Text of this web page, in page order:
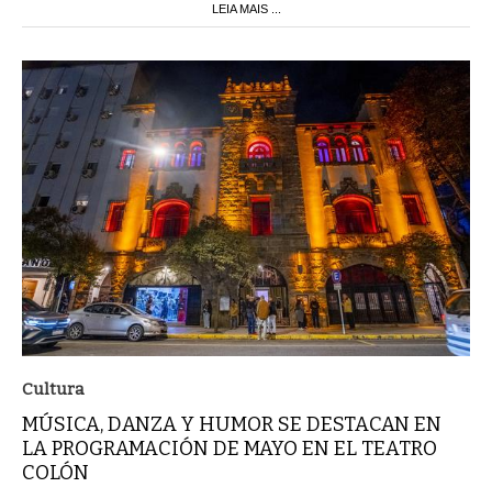
LEIA MAIS ...
Cultura
MÚSICA, DANZA Y HUMOR SE DESTACAN EN
LA PROGRAMACIÓN DE MAYO EN EL TEATRO
COLÓN